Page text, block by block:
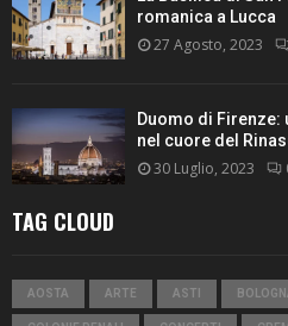
romanica a Lucca
27 Agosto, 2023
Duomo di
nel cuore del
30 Luglio, 2023
TAG CLOUD
AOSTA ARTE ASTI